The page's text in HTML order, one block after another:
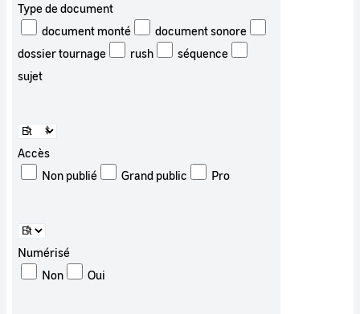
Type de document
document monté
document sonore
dossier tournage
rush
séquence
sujet
Accès
Non publié
Grand public Pro
Numérisé
Non
Oui